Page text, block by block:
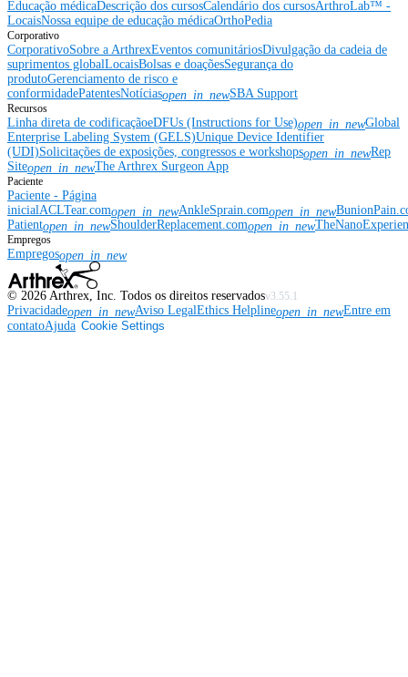
Educação médicaDescrição dos cursosCalendário dos cursosArthroLab™ -
LocaisNossa equipe de educação médicaOrthoPedia
Corporativo
CorporativoSobre a ArthrexEventos comunitáriosDivulgação da cadeia de
suprimentos globalLocaisBolsas e doaçõesSegurança do
produtoGerenciamento de risco e
conformidadePatentesNotíciasopen_in_newSBA Support
Recursos
Linha direta de codificaçãoeDFUs (Instructions for Use)open_in_newGlobal
Enterprise Labeling System (GELS)Unique Device Identifier
(UDI)Solicitações de exposições, congressos e workshopsopen_in_newRep
Siteopen_in_newThe Arthrex Surgeon App
Paciente
Paciente - Página
inicial ACLTear.comopen_in_newAnkleSprain.comopen_in_new
Patientopen_in_newShoulderReplacement.comopen_in_new
Empregos
Empregosopen_in_new
© 2026 Arthrex, Inc. Todos os direitos reservadosv3.55.1
Privacidadeopen_in_newAviso LegalEthics Helplineopen_in_newEntre em
contatoAjuda Cookie Settings